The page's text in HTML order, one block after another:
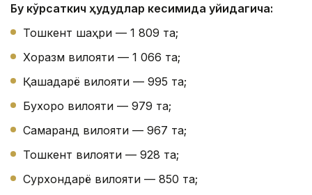
Бу кўрсаткич ҳудудлар кесимида қуйидагича:
Тошкент шаҳри — 1 809 та;
Хоразм вилояти — 1 066 та;
Қашқадарё вилояти — 995 та;
Бухоро вилояти — 979 та;
Самарқанд вилояти — 967 та;
Тошкент вилояти — 928 та;
Сурхондарё вилояти — 850 та;